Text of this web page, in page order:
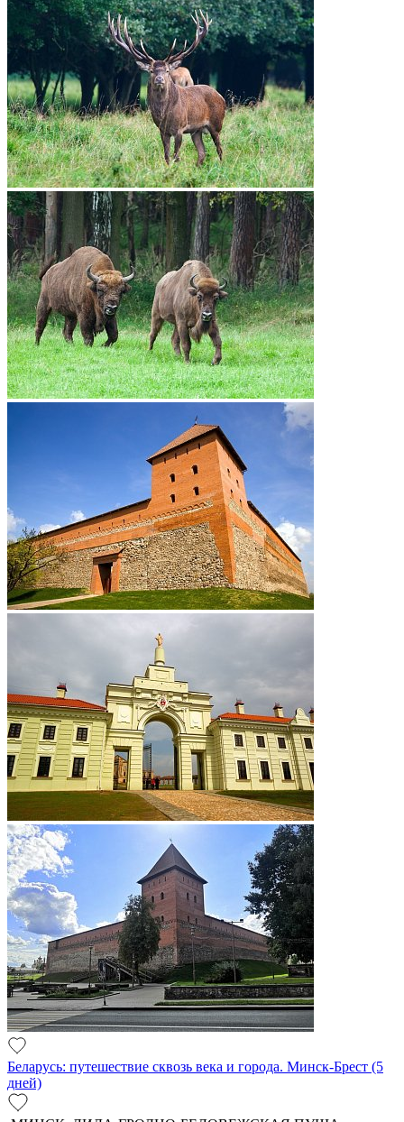
Беларусь: путешествие сквозь века и города. Минск-Брест (5
дней)